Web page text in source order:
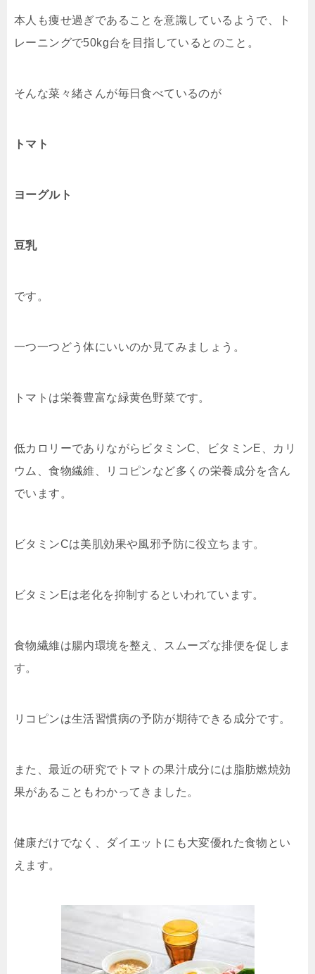
本人も痩せ過ぎであることを意識しているようで、ト
レーニングで50kg台を目指しているとのこと。
そんな菜々緒さんが毎日食べているのが
トマト
ヨーグルト
豆乳
です。
一つ一つどう体にいいのか見てみましょう。
トマトは栄養豊富な緑黄色野菜です。
低カロリーでありながらビタミンC、ビタミンE、カリ
ウム、食物繊維、リコピンなど多くの栄養成分を含ん
でいます。
ビタミンCは美肌効果や風邪予防に役立ちます。
ビタミンEは老化を抑制するといわれています。
食物繊維は腸内環境を整え、スムーズな排便を促しま
す。
リコピンは生活習慣病の予防が期待できる成分です。
また、最近の研究でトマトの果汁成分には脂肪燃焼効
果があることもわかってきました。
健康だけでなく、ダイエットにも大変優れた食物とい
えます。